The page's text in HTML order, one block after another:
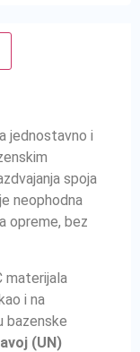
jednostavno i
spoja
neophodna
opreme, bez
materijala
i na
bazenske
(UN)